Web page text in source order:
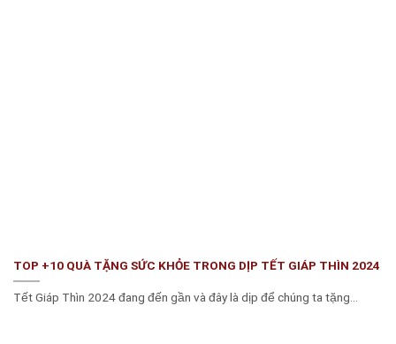
TOP +10 QUÀ TẶNG SỨC KHỎE TRONG DỊP TẾT GIÁP THÌN 2024
Tết Giáp Thìn 2024 đang đến gần và đây là dịp để chúng ta tặng...